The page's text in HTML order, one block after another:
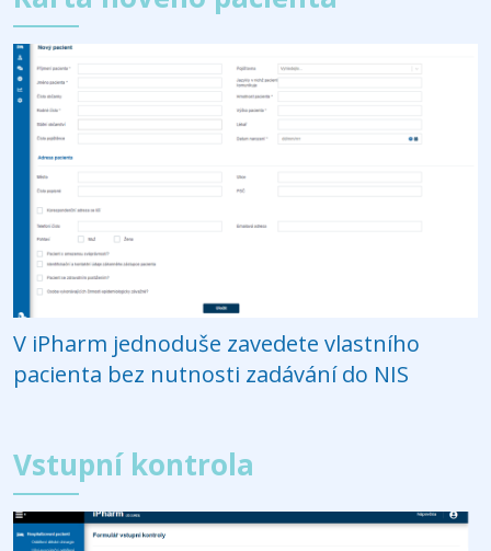
V iPharm jednoduše zavedete vlastního
pacienta bez nutnosti zadávání do NIS
Vstupní kontrola